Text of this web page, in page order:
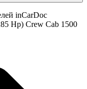
inCarDoc
Hp) Crew Cab 1500